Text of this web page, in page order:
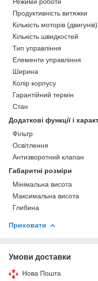
Продуктивність витяжки
Кількість моторів (двигунів)
Кількість швидкостей
Тип управління
Елементи управління
Ширина
Колір корпусу
Гарантійний термін
Стан
Додаткові функції і
Фільтр
Освітлення
Антизворотний клапан
Габаритні розміри
Мінімальна висота
Максимальна висота
Глибина
Приховати
Умови доставки
Нова Пошта